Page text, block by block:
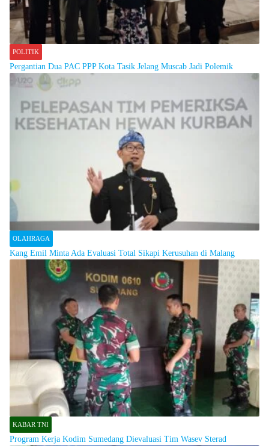
POLITIK
Pergantian Dua PAC PPP Kota Tasik Jelang Muscab Jadi Polemik
OLAHRAGA
Kang Emil Minta Ada Evaluasi Total Sikapi Kerusuhan di Malang
KABAR TNI
Program Kerja Kodim Sumedang Dievaluasi Tim Wasev Sterad